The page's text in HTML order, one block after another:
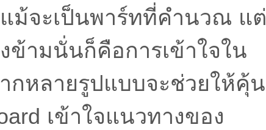
แม้จะเป็นพาร์ทที่คำนวณ แต่
ามนั่นก็คือการเข้าใจใน
กหลายรูปแบบจะช่วยให้คุ้น
เข้าใจแนวทางของ